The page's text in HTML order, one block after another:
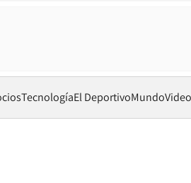
TecnologíaEl DeportivoMundo